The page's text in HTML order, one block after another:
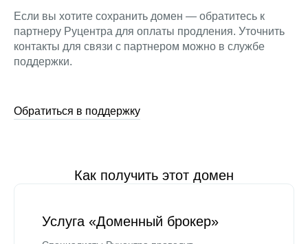
Если вы хотите сохранить домен — обратитесь к
партнеру Руцентра для оплаты продления. Уточнить
контакты для связи с партнером можно в службе
поддержки.
Обратиться в поддержку
Как получить этот домен
Услуга «Доменный брокер»